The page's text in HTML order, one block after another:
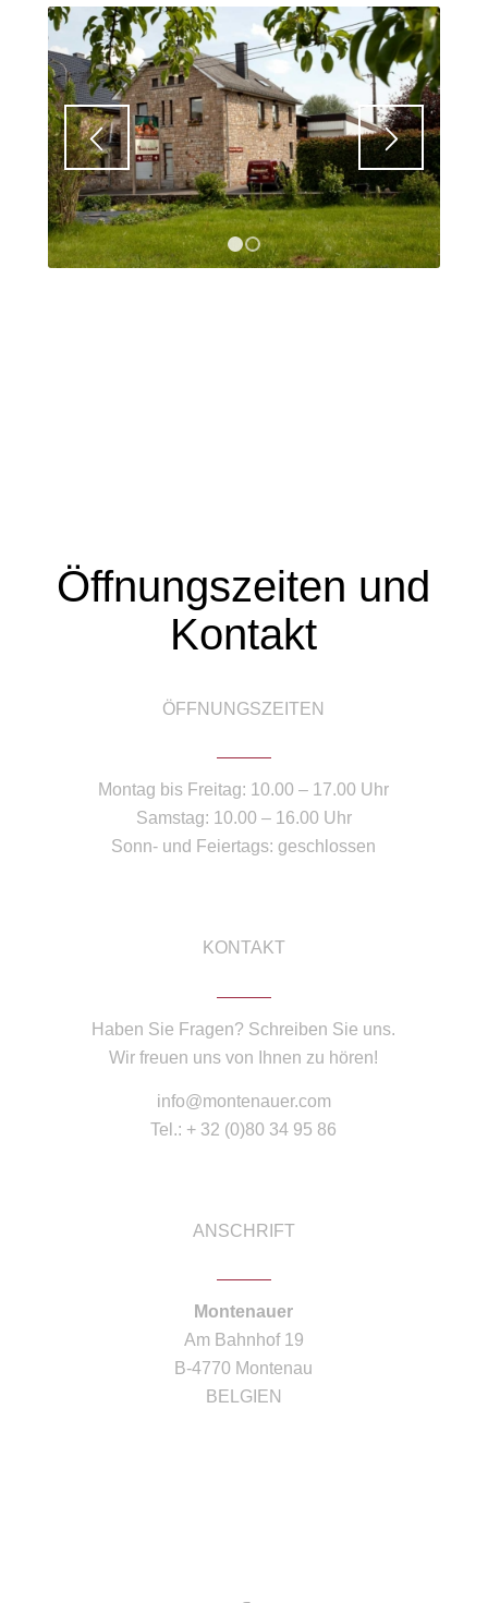
1 2
Öffnungszeiten und
Kontakt
ÖFFNUNGSZEITEN
Montag bis Freitag: 10.00 – 17.00 Uhr
Samstag: 10.00 – 16.00 Uhr
Sonn- und Feiertags: geschlossen
KONTAKT
Haben Sie Fragen? Schreiben Sie uns.
Wir freuen uns von Ihnen zu hören!
info@montenauer.com
Tel.: + 32 (0)80 34 95 86
ANSCHRIFT
Montenauer
Am Bahnhof 19
B-4770 Montenau
BELGIEN